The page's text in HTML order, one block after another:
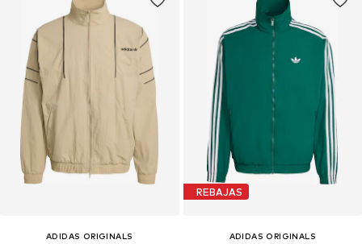
ADIDAS ORIGINALS
REBAJAS
ADIDAS ORIGINALS